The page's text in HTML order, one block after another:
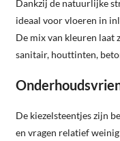
Dankzij de natuurlijke
ideaal voor vloeren in
De mix van kleuren
sanitair, houttinten,
De kiezelsteentjes zijn
en vragen relatief